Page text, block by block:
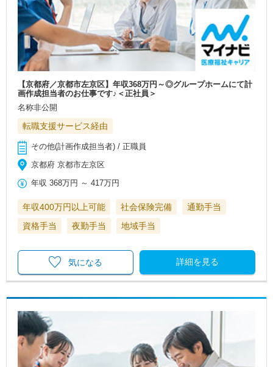
【京都府／京都市左京区】年収368万円～◎グループホームにて計
画作成担当者のお仕事です♪＜正社員＞
名称非公開
転職支援サービス経由
その他(計画作成担当者) / 正職員
京都府 京都市左京区
年収 368万円 ～417万円
年収400万円以上可能 社会保険完備
通勤手当
資格手当
夜勤手当 地域手当
詳細を見る
気になる